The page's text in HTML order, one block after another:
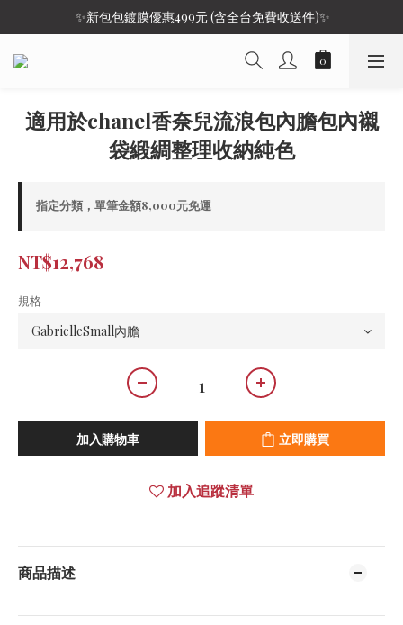
✨新包包鍍膜優惠499元 (含全台免費收送件)✨
適用於chanel香奈兒流浪包內膽包內襯
袋緞綢整理收納純色
指定分類，單筆金額8,000元免運
NT$12,768
規格
加入購物車 立即購買
加入追蹤清單
商品描述